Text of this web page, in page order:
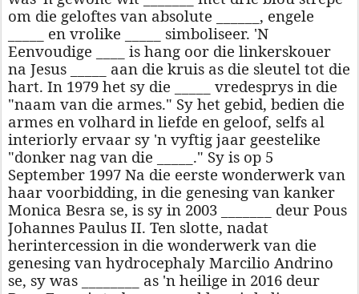
om die geloftes van absolute ______, engele
_____ en vrolike _____ simboliseer. 'N
Eenvoudige ____ is hang oor die linkerskouer
na Jesus _____ aan die kruis as die sleutel tot die
hart. In 1979 het sy die _____ vredesprys in die
"naam van die armes." Sy het gebid, bedien die
armes en volhard in liefde en geloof, selfs al
interiorly ervaar sy 'n vyftig jaar geestelike
"donker nag van die _____." Sy is op 5
September 1997 Na die eerste wonderwerk van
haar voorbidding, in die genesing van kanker
Monica Besra se, is sy in 2003 _______ deur Pous
Johannes Paulus II. Ten slotte, nadat
herintercession in die wonderwerk van die
genesing van hydrocephaly Marcilio Andrino
se, sy was ________ as 'n heilige in 2016 deur